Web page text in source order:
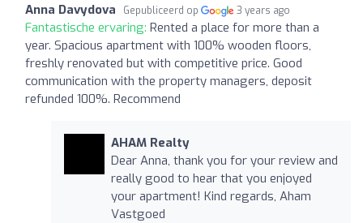
Anna Davydova Gepubliceerd op 3 years ago
Fantastische ervaring: Rented a place for more than a
year. Spacious apartment with 100% wooden floors,
freshly renovated but with competitive price. Good
communication with the property managers, deposit
refunded 100%. Recommend
AHAM Realty
Dear Anna, thank you for your review and
really good to hear that you enjoyed
your apartment! Kind regards, Aham
Vastgoed